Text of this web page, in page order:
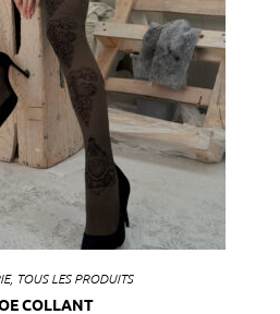
, TOUS LES PRODUITS
COLLANT